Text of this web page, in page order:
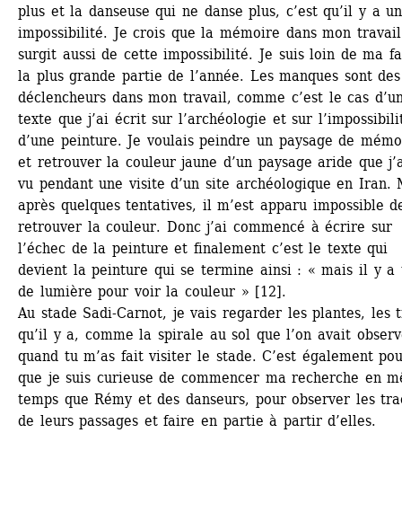
plus et la danseuse qui ne danse plus, c’est qu’il y a
impossibilité. Je crois que la mémoire dans mon travail
surgit aussi de cette impossibilité. Je suis loin de ma
la plus grande partie de l’année. Les manques sont des
déclencheurs dans mon travail, comme c’est le cas
texte que j’ai écrit sur l’archéologie et sur
d’une peinture. Je voulais peindre un paysage de
et retrouver la couleur jaune d’un paysage aride que
vu pendant une visite d’un site archéologique en Iran.
après quelques tentatives, il m’est apparu impossible
retrouver la couleur. Donc j’ai commencé à écrire sur
l’échec de la peinture et finalement c’est le texte qui
devient la peinture qui se termine ainsi : « mais il y a
de lumière pour voir la couleur » [12].
Au stade Sadi-Carnot, je vais regarder les plantes, les
qu’il y a, comme la spirale au sol que l’on avait
quand tu m’as fait visiter le stade. C’est également
que je suis curieuse de commencer ma recherche en
temps que Rémy et des danseurs, pour observer les
de leurs passages et faire en partie à partir d’elles.